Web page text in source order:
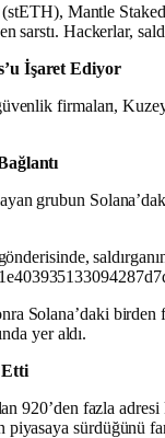
Mantle
sarstı. Hackerlar,
İşaret Ediyor
firmaları,
grubun
,
Solana’daki birden
yer aldı.
Etti
920’den fazla adresi
piyasaya sürdüğünü